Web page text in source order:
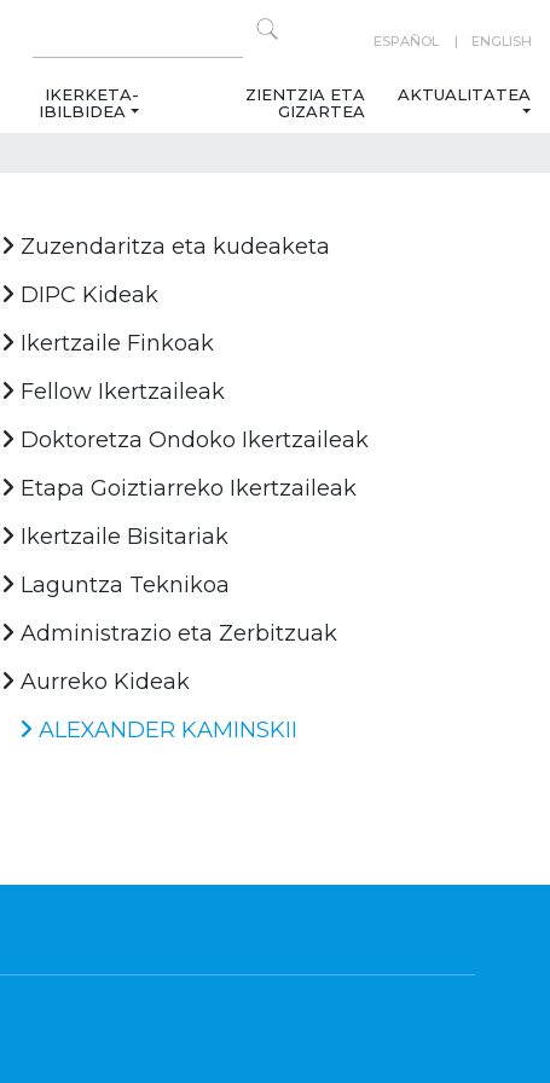
ESPAÑOL ENGLISH
IKERKETA-
IBILBIDEA
ZIENTZIA ETA
GIZARTEA
AKTUALITATEA
Zuzendaritza eta kudeaketa
DIPC Kideak
Ikertzaile Finkoak
Fellow Ikertzaileak
Doktoretza Ondoko Ikertzaileak
Etapa Goiztiarreko Ikertzaileak
Ikertzaile Bisitariak
Laguntza Teknikoa
Administrazio eta Zerbitzuak
Aurreko Kideak
ALEXANDER KAMINSKII